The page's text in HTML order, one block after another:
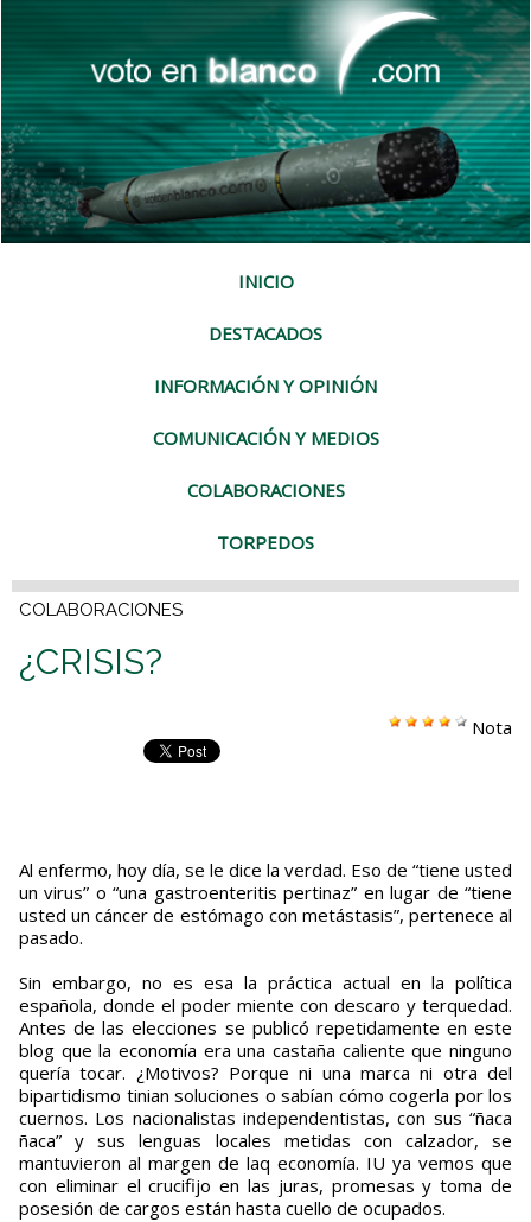
INICIO
DESTACADOS
INFORMACIÓN Y OPINIÓN
COMUNICACIÓN Y MEDIOS
COLABORACIONES
TORPEDOS
COLABORACIONES
¿CRISIS?
Nota
Al enfermo, hoy día, se le dice la verdad. Eso de “tiene usted
un virus” o “una gastroenteritis pertinaz” en lugar de “tiene
usted un cáncer de estómago con metástasis”, pertenece al
pasado.
Sin embargo, no es esa la práctica actual en la política
española, donde el poder miente con descaro y terquedad.
Antes de las elecciones se publicó repetidamente en este
blog que la economía era una castaña caliente que ninguno
quería tocar. ¿Motivos? Porque ni una marca ni otra del
bipartidismo tinian soluciones o sabían cómo cogerla por los
cuernos. Los nacionalistas independentistas, con sus “ñaca
ñaca” y sus lenguas locales metidas con calzador, se
mantuvieron al margen de laq economía. IU ya vemos que
con eliminar el crucifijo en las juras, promesas y toma de
posesión de cargos están hasta cuello de ocupados.